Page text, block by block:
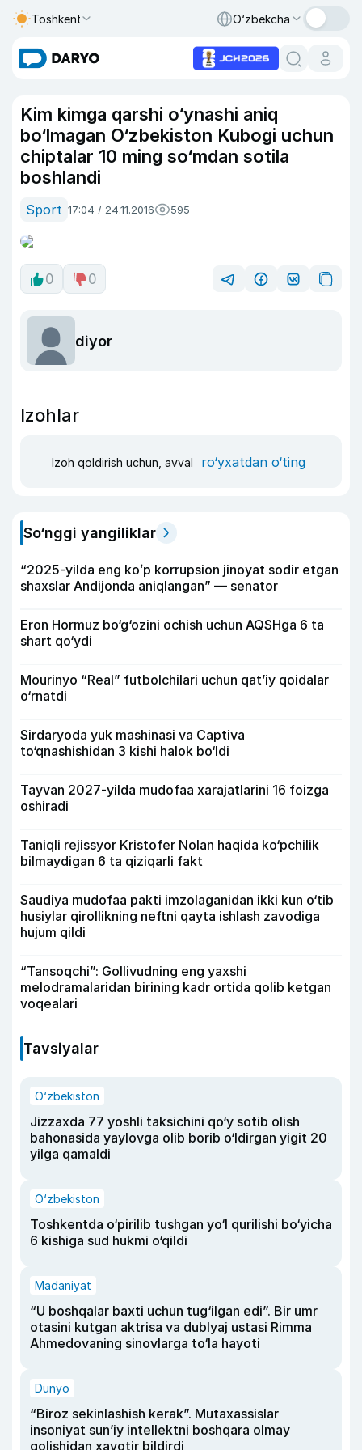
Toshkent O‘zbekcha
Kim kimga qarshi o‘ynashi aniq
bo‘lmagan O‘zbekiston Kubogi uchun
chiptalar 10 ming so‘mdan sotila
boshlandi
Sport 17:04 / 24.11.2016 595
0 0
diyor
Izohlar
Izoh qoldirish uchun, avval ro‘yxatdan o‘ting
So‘nggi yangiliklar
“2025-yilda eng koʻp korrupsion jinoyat sodir etgan
shaxslar Andijonda aniqlangan” — senator
Eron Hormuz bo‘g‘ozini ochish uchun AQSHga 6 ta
shart qo‘ydi
Mourinyo “Real” futbolchilari uchun qat’iy qoidalar
o‘rnatdi
Sirdaryoda yuk mashinasi va Captiva
to‘qnashishidan 3 kishi halok bo‘ldi
Tayvan 2027-yilda mudofaa xarajatlarini 16 foizga
oshiradi
Taniqli rejissyor Kristofer Nolan haqida ko‘pchilik
bilmaydigan 6 ta qiziqarli fakt
Saudiya mudofaa pakti imzolaganidan ikki kun o‘tib
husiylar qirollikning neftni qayta ishlash zavodiga
hujum qildi
“Tansoqchi”: Gollivudning eng yaxshi
melodramalaridan birining kadr ortida qolib ketgan
voqealari
Tavsiyalar
O‘zbekiston
Jizzaxda 77 yoshli taksichini qo‘y sotib olish
bahonasida yaylovga olib borib o‘ldirgan yigit 20
yilga qamaldi
O‘zbekiston
Toshkentda o‘pirilib tushgan yo‘l qurilishi bo‘yicha
6 kishiga sud hukmi o‘qildi
Madaniyat
“U boshqalar baxti uchun tug‘ilgan edi”. Bir umr
otasini kutgan aktrisa va dublyaj ustasi Rimma
Ahmedovaning sinovlarga to‘la hayoti
Dunyo
“Biroz sekinlashish kerak”. Mutaxassislar
insoniyat sun’iy intellektni boshqara olmay
qolishidan xavotir bildirdi